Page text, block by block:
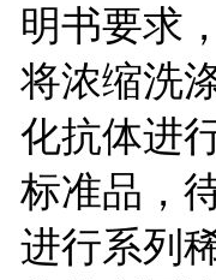
明书要求
将浓缩洗
化抗体进
标准品，
进行系列